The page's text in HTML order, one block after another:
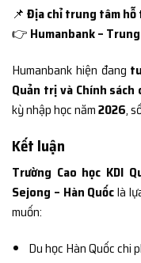
📌 Địa chỉ trung tâm hỗ
👉 Humanbank –
Humanbank hiện đang
Quản trị và Chính
kỳ nhập học năm2026,
Kết luận
Trường Cao học KDI
Sejong – Hàn Quốclà
muốn:
Du học Hàn Quốc chi